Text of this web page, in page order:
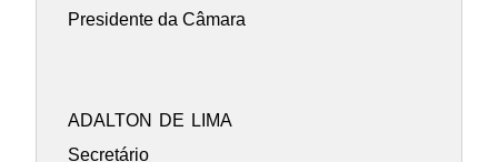
Presidente da Câmara
ADALTON DE LIMA
Secretário